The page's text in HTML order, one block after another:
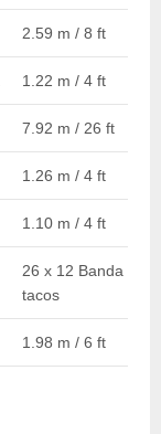
2.59 m / 8 ft
1.22 m / 4 ft
7.92 m / 26 ft
1.26 m / 4 ft
1.10 m / 4 ft
26 x 12 Banda de
tacos
1.98 m / 6 ft